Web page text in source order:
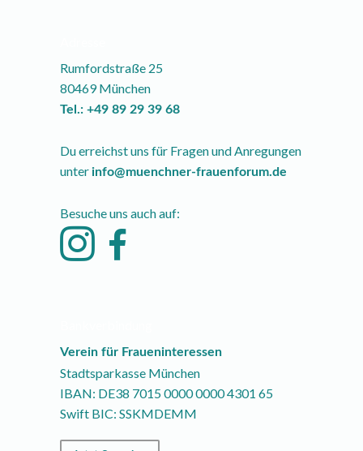
Rumfordstraße 25
80469 München
Tel.: +49 89 29 39 68
Du erreichst uns für Fragen und Anregungen
unterinfo@muenchner-frauenforum.de
Besuche uns auch auf:
Verein für Fraueninteressen
Stadtsparkasse München
IBAN: DE38 7015000000004301 65
Swift BIC: SSKMDEMM